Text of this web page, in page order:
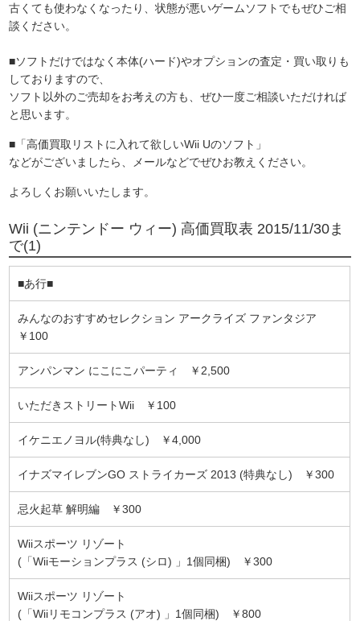
古くても使わなくなったり、状態が悪いゲームソフトでもぜひご相
談ください。
■ソフトだけではなく本体(ハード)やオプションの査定・買い取りも
しておりますので、
ソフト以外のご売却をお考えの方も、ぜひ一度ご相談いただければ
と思います。
■「高価買取リストに入れて欲しいWii Uのソフト」
などがございましたら、メールなどでぜひお教えください。
よろしくお願いいたします。
Wii (ニンテンドー ウィー) 高価買取表 2015/11/30ま
で(1)
■あ行■
みんなのおすすめセレクション アークライズ ファンタジア
￥100
アンパンマン にこにこパーティ ￥2,500
いただきストリートWii ￥100
イケニエノヨル(特典なし) ￥4,000
イナズマイレブンGO ストライカーズ 2013 (特典なし) ￥300
忌火起草 解明編 ￥300
Wiiスポーツ リゾート
(「Wiiモーションプラス (シロ) 」1個同梱) ￥300
Wiiスポーツ リゾート
(「Wiiリモコンプラス (アオ) 」1個同梱) ￥800